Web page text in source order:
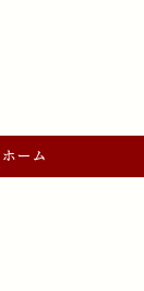
ホーム